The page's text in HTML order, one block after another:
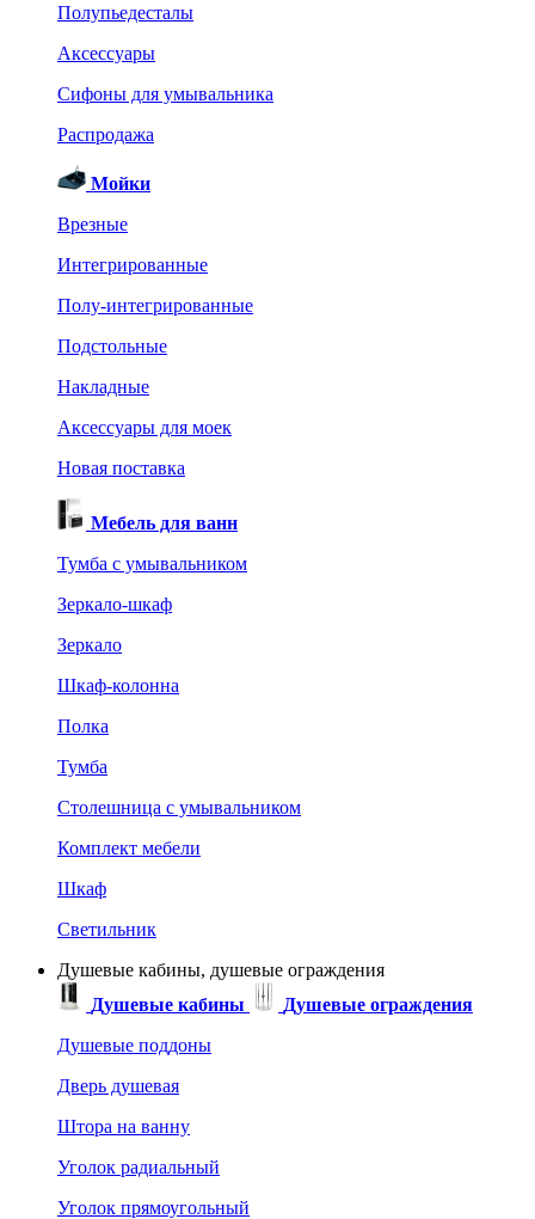
Полупьедесталы
Аксессуары
Сифоны для умывальника
Распродажа
Мойки
Врезные
Интегрированные
Полу-интегрированные
Подстольные
Накладные
Аксессуары для моек
Новая поставка
Мебель для ванн
Тумба с умывальником
Зеркало-шкаф
Зеркало
Шкаф-колонна
Полка
Тумба
Столешница с умывальником
Комплект мебели
Шкаф
Светильник
Душевые кабины, душевые ограждения
Душевые кабины
Душевые ограждения
Душевые поддоны
Дверь душевая
Штора на ванну
Уголок радиальный
Уголок прямоугольный